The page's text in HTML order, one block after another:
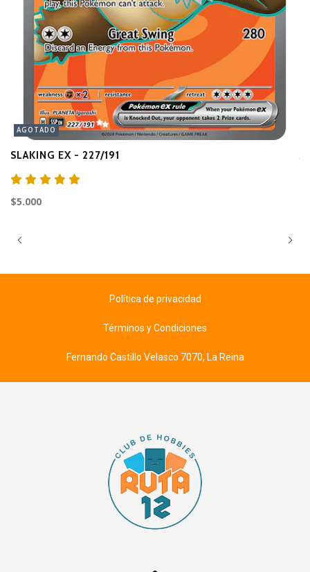
AGOTADO
SLAKING EX - 227/191
$5.000
Política de privacidad
Términos y Condiciones
Fernando Castillo Velasco 7070, La Reina